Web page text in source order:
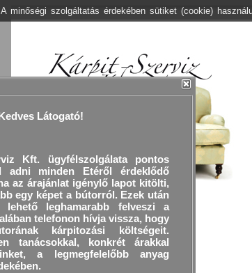
A minőségi szolgáltatás érdekében sütiket (cookie)